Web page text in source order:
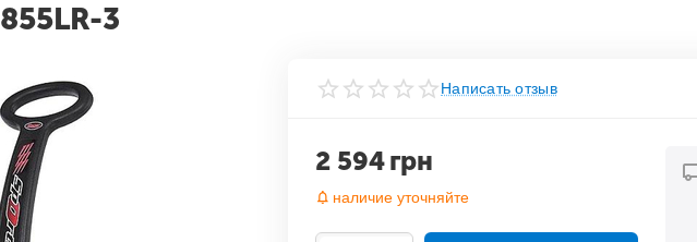
3
Написать отзыв
2 594грн
наличие уточняйте